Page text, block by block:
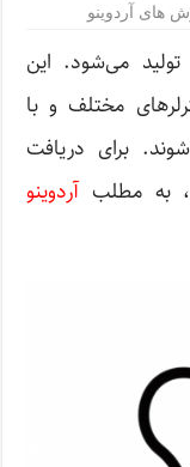
های آردوینو
می‌شود. این
مختلف و با
برای دریافت
آردوینو